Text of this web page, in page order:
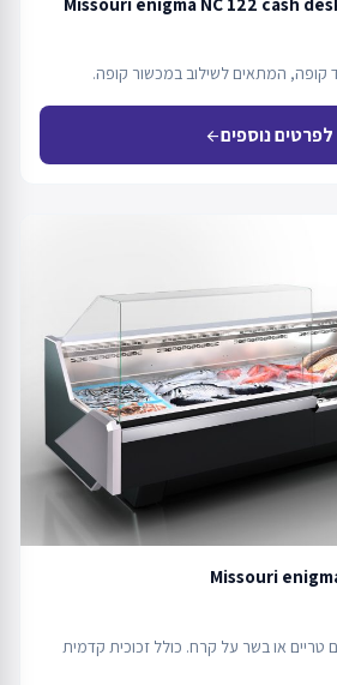
קופה, המתאים לשילוב במכשור קופה.
לפרטים נוספיםarrow_back
Missouri
טריים או בשר על קרח. כולל זכוכית קדמית